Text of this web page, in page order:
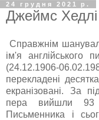
24 грудня 2021 р.
Джеймс
Справжнім
ім'я англійського
(24.12.1906-
перекладені
екранізовані. За
пера вийшли 93
Письменника і